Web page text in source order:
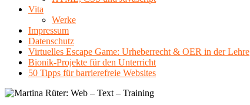
Vita
Werke
Impressum
Datenschutz
Virtuelles Escape Game: Urheberrecht & OER in der Lehre
Bionik-Projekte für den Unterricht
50 Tipps für barrierefreie Websites